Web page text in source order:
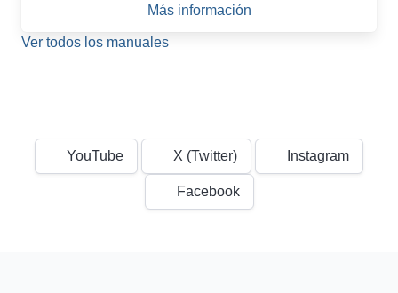
Más información
Ver todos los manuales
YouTube X (Twitter) Instagram
Facebook